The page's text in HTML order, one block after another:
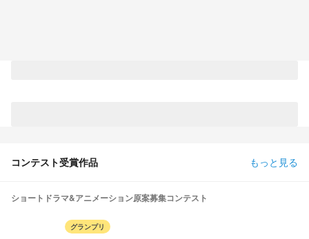
コンテスト受賞作品 もっと見る
ショートドラマ&アニメーション原案募集コンテスト
グランプリ